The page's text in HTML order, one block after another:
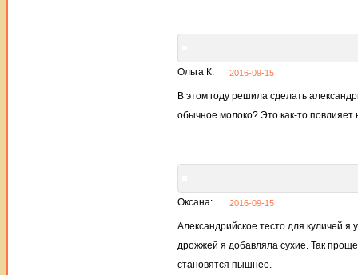
Ольга К: 2016-09-15
В этом году решила сделать
обычное молоко? Это как-то повлияет
Оксана: 2016-09-15
Александрийское тесто для куличей
дрожжей я добавляла сухие. Так
становятся пышнее.